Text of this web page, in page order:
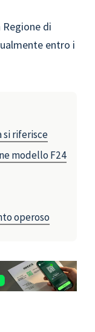
Regione di
entro i
si riferisce
modello F24
operoso